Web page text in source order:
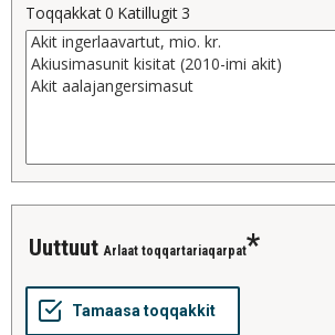
Toqqakkat0 Katillugit3
uuttuut Arlaat toqqartariaqarpat